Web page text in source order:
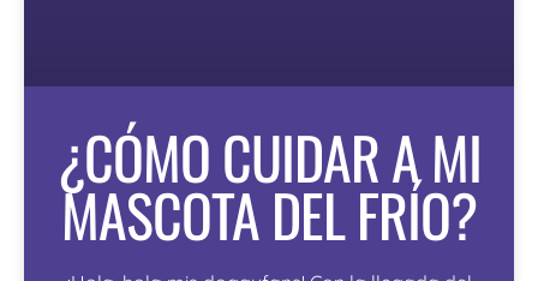
¿CÓMO CUIDAR A MI
MASCOTA DEL FRÍO?